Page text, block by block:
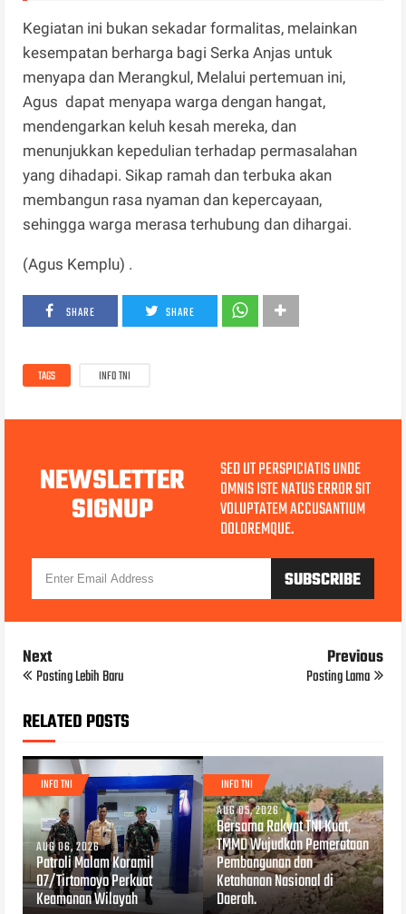
Kegiatan ini bukan sekadar formalitas, melainkan
kesempatan berharga bagi Serka Anjas untuk
menyapa dan Merangkul, Melalui pertemuan ini,
Agus dapat menyapa warga dengan hangat,
mendengarkan keluh kesah mereka, dan
menunjukkan kepedulian terhadap permasalahan
yang dihadapi. Sikap ramah dan terbuka akan
membangun rasa nyaman dan kepercayaan,
sehingga warga merasa terhubung dan dihargai.
(Agus Kemplu) .
SHARE SHARE
TAGS INFO TNI
NEWSLETTER
SIGNUP
SED UT PERSPICIATIS UNDE
OMNIS ISTE NATUS ERROR SIT
VOLUPTATEM ACCUSANTIUM
DOLOREMQUE.
Next
Posting Lebih Baru
Previous
Posting Lama
RELATED POSTS
INFO TNI
AUG 06, 2026
Patroli Malam Koramil
07/Tirtomoyo Perkuat
Keamanan Wilayah
INFO TNI
AUG 05, 2026
Bersama Rakyat TNI Kuat,
TMMD Wujudkan Pemerataan
Pembangunan dan
Ketahanan Nasional di
Daerah.